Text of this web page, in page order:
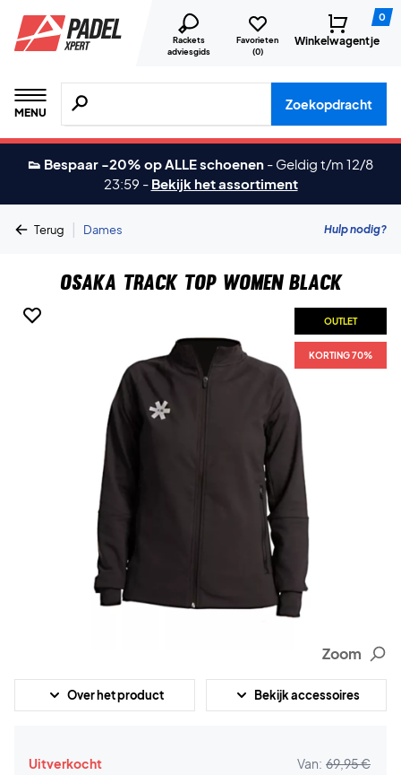
Rackets
adviesgids
Favorieten
(0)
0
Winkelwagentje
MENU
Zoeken naar producten, merken etc.
Zoekopdracht
👟 Bespaar -20% op ALLE schoenen - Geldig t/m 12/8
23:59 - Bekijk het assortiment
Terug | Dames Hulp nodig?
Osaka Track Top Women Black
OUTLET
KORTING 70%
Zoom
Over het product Bekijk accessoires
Uitverkocht Van: 69,95 €